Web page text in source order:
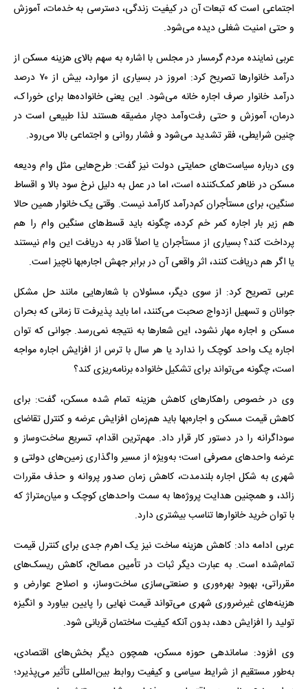
اجتماعی است که تبعات آن در کیفیت زندگی، دسترسی به خدمات، آموزش
و حتی امنیت شغلی دیده می‌شود.
عربی نماینده مردم گرمسار در مجلس با اشاره به سهم بالای هزینه مسکن از
درآمد خانوارها تصریح کرد: امروز در بسیاری از موارد، بیش از ۷۰ درصد
درآمد خانوار صرف اجاره خانه می‌شود. این یعنی خانواده‌ها برای خوراک،
درمان، آموزش و حتی رفت‌وآمد دچار مضیقه هستند لذا طبیعی است در
چنین شرایطی، فقر تشدید می‌شود و فشار روانی و اجتماعی بالا می‌رود.
وی درباره سیاست‌های حمایتی دولت نیز گفت: طرح‌هایی مثل وام ودیعه
مسکن در ظاهر کمک‌کننده است، اما در عمل به دلیل نرخ سود بالا و اقساط
سنگین، برای مستأجران کم‌درآمد کارآمد نیست. وقتی یک خانوار همین حالا
هم زیر بار اجاره کمر خم کرده، چگونه باید قسط‌های سنگین وام را هم
پرداخت کند؟ بسیاری از مستأجران یا اصلاً قادر به دریافت این وام نیستند
یا اگر هم دریافت کنند، اثر واقعی آن در برابر جهش اجاره‌بها ناچیز است.
عربی تصریح کرد: از سوی دیگر، مسئولان با شعارهایی مانند حل مشکل
جوانان و تسهیل ازدواج صحبت می‌کنند، اما باید پذیرفت تا زمانی که بحران
مسکن و اجاره مهار نشود، این شعارها به نتیجه نمی‌رسد. جوانی که توان
اجاره یک واحد کوچک را ندارد یا هر سال با ترس از افزایش اجاره مواجه
است، چگونه می‌تواند برای تشکیل خانواده برنامه‌ریزی کند؟
وی در خصوص راهکارهای کاهش هزینه تمام شده مسکن، گفت: برای
کاهش قیمت مسکن و اجاره‌بها باید هم‌زمان افزایش عرضه و کنترل تقاضای
سوداگرانه را در دستور کار قرار داد. مهم‌ترین اقدام، تسریع ساخت‌وساز و
عرضه واحدهای مصرفی است؛ به‌ویژه از مسیر واگذاری زمین‌های دولتی و
شهری به شکل اجاره بلندمدت، کاهش زمان صدور پروانه و حذف مقررات
زائد، و همچنین هدایت پروژه‌ها به سمت واحدهای کوچک و میان‌متراژ که
با توان خرید خانوارها تناسب بیشتری دارد.
عربی ادامه داد: کاهش هزینه ساخت نیز یک اهرم جدی برای کنترل قیمت
تمام‌شده است. به عبارت دیگر ثبات در تأمین مصالح، کاهش ریسک‌های
مقرراتی، بهبود بهره‌وری و صنعتی‌سازی ساخت‌وساز، و اصلاح عوارض و
هزینه‌های غیرضروری شهری می‌تواند قیمت نهایی را پایین بیاورد و انگیزه
تولید را افزایش دهد، بدون آنکه کیفیت ساختمان قربانی شود.
وی افزود: ساماندهی حوزه مسکن، همچون دیگر بخش‌های اقتصادی،
به‌طور مستقیم از شرایط سیاسی و کیفیت روابط بین‌المللی تأثیر می‌پذیرد؛